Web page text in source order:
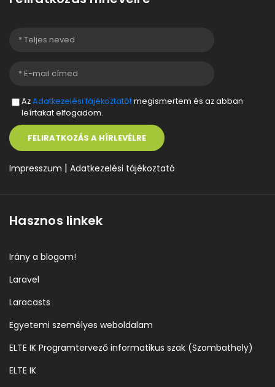
AzAdatkezelési tájékoztatótmegismertem és az abban
leírtakat elfogadom.
FELIRATKOZÁS A HÍRLEVÉLRE
Impresszum | Adatkezelési tájékoztató
Hasznos linkek
Irány a blogom!
Laravel
Laracasts
Egyetemi személyes weboldalam
ELTE IK Programtervező informatikus szak (Szombathely)
ELTE IK